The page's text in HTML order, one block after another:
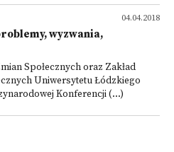
04.04.2018
wyzwania,
Społecznych oraz Zakład
Uniwersytetu Łódzkiego
Konferencji (...)